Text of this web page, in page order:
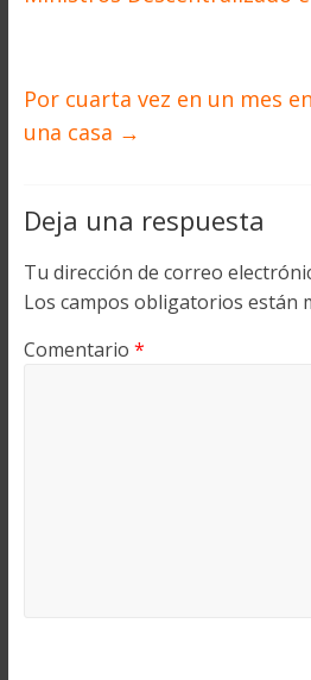
Por cuarta vez en un mes
una casa →
Deja una respuesta
Tu dirección de correo
Los campos obligatorios están
Comentario *